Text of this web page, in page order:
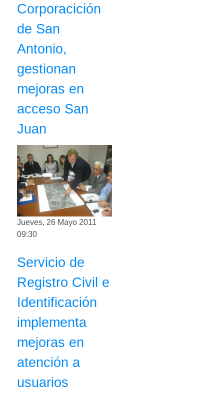
Corporacición
de San
Antonio,
gestionan
mejoras en
acceso San
Juan
Jueves, 26 Mayo 2011
09:30
Servicio de
Registro Civil e
Identificación
implementa
mejoras en
atención a
usuarios